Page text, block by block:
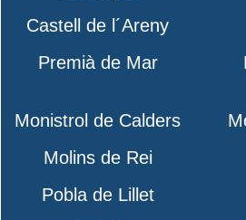
Castell de l´Areny
Premià de Mar
Monistrol de Calders
Molins de Rei
Pobla de Lillet